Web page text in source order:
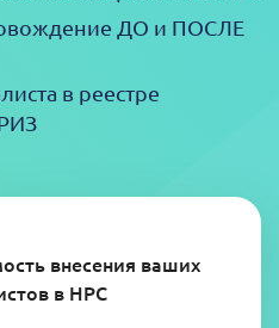
внесения ваших
в НРС
ДО и ПОСЛЕ
в реестре